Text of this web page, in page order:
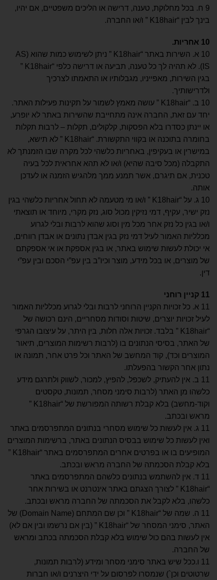
9 ח. בכל מחלוקת, טענה, דרישה או הליכים משפטיים, אם יהיו,
בינך לבין “K18hair ” ו/או החברה.
10 אחריות.
10 א. השירות באתר “K18hair ” ניתן לשימוש כמות שהוא (AS
IS). לא תהיה לך כל טענה, תביעה או דרישה כלפי “K18hair ”
בגין השירות, מאפייניו, מגבלותיו או התאמתו לצרכיך
ולדרישותיך.
10 ב. “K18hair ” עושה מאמץ לשמור על תקינות פעילות האתר.
יחד עם זאת, החברה אינה מתחייבת שהשירות באתר לא יופרע,
או יינתן כסדרו בלא הפסקות, קלקולים, תקלות – לרבות תקלות
בחומרה בתוכנה או בקווי התקשורת. “K18hair ” לא תישא,
במישרין או בעקיפין, באחריות כלשהי לכל מקרה שבו הזמנתך לא
התקבלה (מכל סיבה שהיא) ו/או לא תהא אחראית לכל בעיה
טכנית, אם תיגרם, אשר תמנע ממך מלהגיש הזמנה או לעדכן
אותה.
10 ג. על “K18hair ” ו/או מי מטעמה לא תחול אחריות כלשהי בגין
נזק ישיר, עקיף, דמי נזיקין מכול סוג, נזק מקרי, מיוחד או תוצאתי
ו/או בגין כל נזק אחר מכל מין וסוג שהוא לרבות ובלי לגרוע
מכלליות האמור לעיל דמי נזק בגין אבדן נתונים או אבדן רווחים,
אי יכולת לעשות שימוש באתר, או בגין אספקת או אי אספקתם
של מוצרים, או בכל מידע, מוצר וכיו”ב בין עפ”י הסכם ובין עפ”י
דין.
11 קניין רוחני
11 א. כל זכויות הקניין הרוחני לרבות ובלי לגרוע מכלליות האמור
לעיל זכויות יוצרים, שיטות וסודות מסחריים, הינם רכושה של
“K18hair ” בלבד. זכויות אלה חלות, בין היתר, על עיצובו הגרפי
של האתר, בסיסי הנתונים בו (לרבות רשימות המוצרים, תיאור
המוצרים וכד), קוד המחשב של האתר וכל פרט אחר, תמונה או
נתון אחר הקשור בהפעלתו.
11 ב. אין להעתיק, לשכפל, להפיץ, למכור, לשווק ולתרגם מידע
כלשהו מן האתר (לרבות סימני מסחר, תמונות, טקסטים
וקוד-מחשב) בלא קבלת רשותה המפורשת של “K18hair ”
מראש ובכתב.
11 ג. אין לעשות כל שימוש מסחרי בנתונים המתפרסמים באתר
ואין לעשות כל שימוש בבסיס הנתונים באתר, ברשימות המוצרים
המופיעים בו או בפרטים אחרים המתפרסמים באתר “K18hair ”
בלא קבלת הסכמתה של החברה מראש ובכתב.
11 ד. אין להשתמש בנתונים כלשהם המתפרסמים באתר
“K18hair ” לצורך הצגתם באתר אינטרנט או בשירות אחר
כלשהו, בלא לקבל את הסכמתה של החברה מראש ובכתב.
11 ה. שמה של “K18hair ” וכן שם המתחם (Domain Name) של
האתר, סימני המסחר של “K18hair ” (בין אם נרשמו ובין אם לא)
אין לעשות בהם כול שימוש בלא קבלת הסכמתה בכתב ומראש
של החברה.
11 ו.ככל שיש באתר סימני מסחר ומידע (לרבות תמונות,
שרטוטים וכן`) שנמסרו לפרסום על ידי היצרנים ו/או חברות